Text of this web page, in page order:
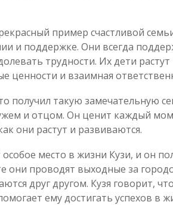
пример счастливой
и поддержке. Они всегда
трудности. Их дети
ценности и взаимная
получил такую замечательную
и отцом. Он ценит каждый
они растут и развиваются.
место в жизни Кузи, и он
они проводят выходные за
друг другом. Кузя говорит,
ему достигать успехов в